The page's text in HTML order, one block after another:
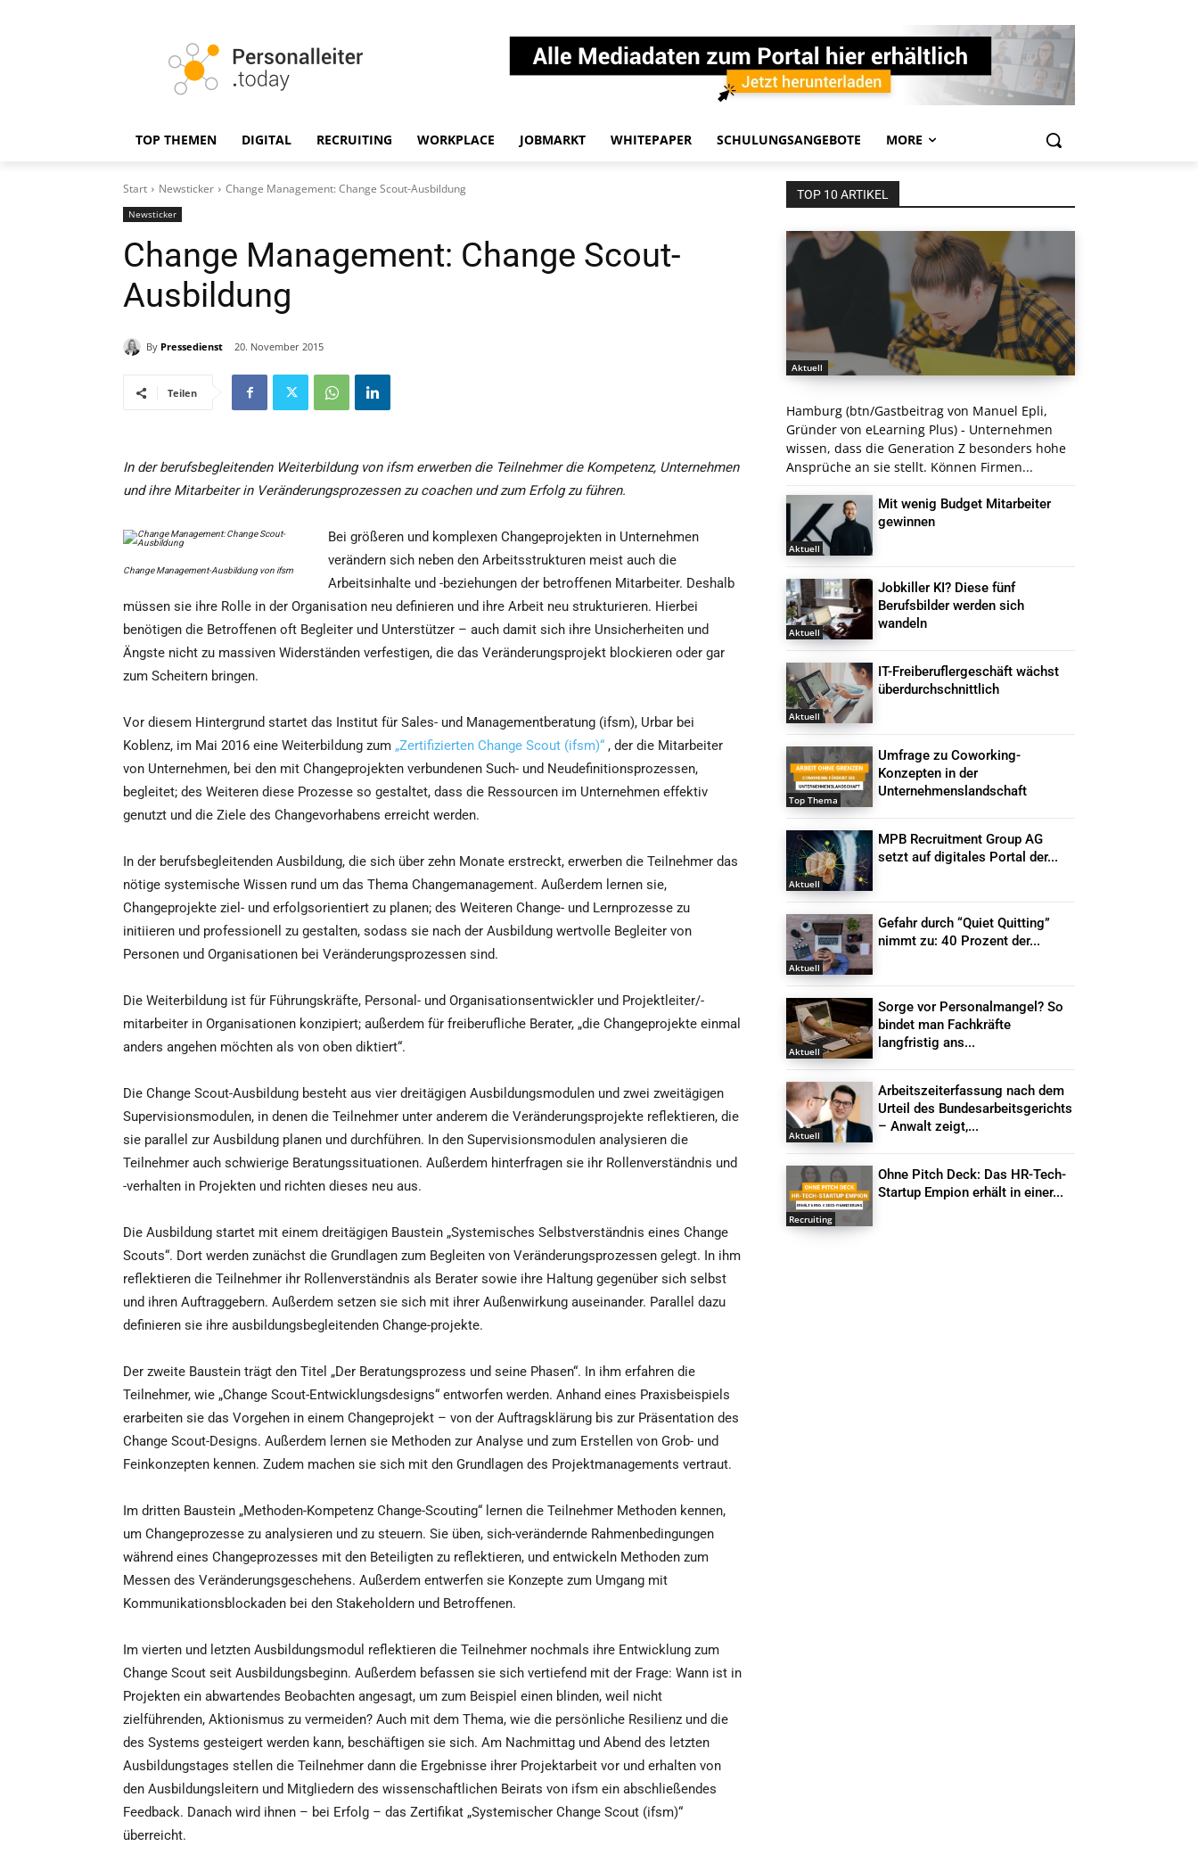
TOP THEMEN DIGITAL RECRUITING WORKPLACE JOBMARKT WHITEPAPER SCHULUNGSANGEBOTE MORE
Start Newsticker Change Management: Change Scout-Ausbildung
Newsticker
Change Management: Change Scout-
Ausbildung
By Pressedienst 20. November 2015
Teilen
In der berufsbegleitenden Weiterbildung von ifsm erwerben die Teilnehmer die Kompetenz, Unternehmen
und ihre Mitarbeiter in Veränderungsprozessen zu coachen und zum Erfolg zu führen.
Change Management-Ausbildung von ifsm
Bei größeren und komplexen Changeprojekten in Unternehmen
verändern sich neben den Arbeitsstrukturen meist auch die
Arbeitsinhalte und -beziehungen der betroffenen Mitarbeiter. Deshalb
müssen sie ihre Rolle in der Organisation neu definieren und ihre Arbeit neu strukturieren. Hierbei
benötigen die Betroffenen oft Begleiter und Unterstützer – auch damit sich ihre Unsicherheiten und
Ängste nicht zu massiven Widerständen verfestigen, die das Veränderungsprojekt blockieren oder gar
zum Scheitern bringen.
Vor diesem Hintergrund startet das Institut für Sales- und Managementberatung (ifsm), Urbar bei
Koblenz, im Mai 2016 eine Weiterbildung zum „Zertifizierten Change Scout (ifsm)“ , der die Mitarbeiter
von Unternehmen, bei den mit Changeprojekten verbundenen Such- und Neudefinitionsprozessen,
begleitet; des Weiteren diese Prozesse so gestaltet, dass die Ressourcen im Unternehmen effektiv
genutzt und die Ziele des Changevorhabens erreicht werden.
In der berufsbegleitenden Ausbildung, die sich über zehn Monate erstreckt, erwerben die Teilnehmer das
nötige systemische Wissen rund um das Thema Changemanagement. Außerdem lernen sie,
Changeprojekte ziel- und erfolgsorientiert zu planen; des Weiteren Change- und Lernprozesse zu
initiieren und professionell zu gestalten, sodass sie nach der Ausbildung wertvolle Begleiter von
Personen und Organisationen bei Veränderungsprozessen sind.
Die Weiterbildung ist für Führungskräfte, Personal- und Organisationsentwickler und Projektleiter/-
mitarbeiter in Organisationen konzipiert; außerdem für freiberufliche Berater, „die Changeprojekte einmal
anders angehen möchten als von oben diktiert“.
Die Change Scout-Ausbildung besteht aus vier dreitägigen Ausbildungsmodulen und zwei zweitägigen
Supervisionsmodulen, in denen die Teilnehmer unter anderem die Veränderungsprojekte reflektieren, die
sie parallel zur Ausbildung planen und durchführen. In den Supervisionsmodulen analysieren die
Teilnehmer auch schwierige Beratungssituationen. Außerdem hinterfragen sie ihr Rollenverständnis und
-verhalten in Projekten und richten dieses neu aus.
Die Ausbildung startet mit einem dreitägigen Baustein „Systemisches Selbstverständnis eines Change
Scouts“. Dort werden zunächst die Grundlagen zum Begleiten von Veränderungsprozessen gelegt. In ihm
reflektieren die Teilnehmer ihr Rollenverständnis als Berater sowie ihre Haltung gegenüber sich selbst
und ihren Auftraggebern. Außerdem setzen sie sich mit ihrer Außenwirkung auseinander. Parallel dazu
definieren sie ihre ausbildungsbegleitenden Change-projekte.
Der zweite Baustein trägt den Titel „Der Beratungsprozess und seine Phasen“. In ihm erfahren die
Teilnehmer, wie „Change Scout-Entwicklungsdesigns“ entworfen werden. Anhand eines Praxisbeispiels
erarbeiten sie das Vorgehen in einem Changeprojekt – von der Auftragsklärung bis zur Präsentation des
Change Scout-Designs. Außerdem lernen sie Methoden zur Analyse und zum Erstellen von Grob- und
Feinkonzepten kennen. Zudem machen sie sich mit den Grundlagen des Projektmanagements vertraut.
Im dritten Baustein „Methoden-Kompetenz Change-Scouting“ lernen die Teilnehmer Methoden kennen,
um Changeprozesse zu analysieren und zu steuern. Sie üben, sich-verändernde Rahmenbedingungen
während eines Changeprozesses mit den Beteiligten zu reflektieren, und entwickeln Methoden zum
Messen des Veränderungsgeschehens. Außerdem entwerfen sie Konzepte zum Umgang mit
Kommunikationsblockaden bei den Stakeholdern und Betroffenen.
Im vierten und letzten Ausbildungsmodul reflektieren die Teilnehmer nochmals ihre Entwicklung zum
Change Scout seit Ausbildungsbeginn. Außerdem befassen sie sich vertiefend mit der Frage: Wann ist in
Projekten ein abwartendes Beobachten angesagt, um zum Beispiel einen blinden, weil nicht
zielführenden, Aktionismus zu vermeiden? Auch mit dem Thema, wie die persönliche Resilienz und die
des Systems gesteigert werden kann, beschäftigen sie sich. Am Nachmittag und Abend des letzten
Ausbildungstages stellen die Teilnehmer dann die Ergebnisse ihrer Projektarbeit vor und erhalten von
den Ausbildungsleitern und Mitgliedern des wissenschaftlichen Beirats von ifsm ein abschließendes
Feedback. Danach wird ihnen – bei Erfolg – das Zertifikat „Systemischer Change Scout (ifsm)“
überreicht.
TOP 10 ARTIKEL
Aktuell
Hamburg (btn/Gastbeitrag von Manuel Epli,
Gründer von eLearning Plus) - Unternehmen
wissen, dass die Generation Z besonders hohe
Ansprüche an sie stellt. Können Firmen...
Aktuell
Mit wenig Budget Mitarbeiter
gewinnen
Aktuell
Jobkiller KI? Diese fünf
Berufsbilder werden sich
wandeln
Aktuell
IT-Freiberuflergeschäft wächst
überdurchschnittlich
Top Thema
Umfrage zu Coworking-
Konzepten in der
Unternehmenslandschaft
Aktuell
MPB Recruitment Group AG
setzt auf digitales Portal der...
Aktuell
Gefahr durch “Quiet Quitting”
nimmt zu: 40 Prozent der...
Aktuell
Sorge vor Personalmangel? So
bindet man Fachkräfte
langfristig ans...
Aktuell
Arbeitszeiterfassung nach dem
Urteil des Bundesarbeitsgerichts
– Anwalt zeigt,...
Recruiting
Ohne Pitch Deck: Das HR-Tech-
Startup Empion erhält in einer...